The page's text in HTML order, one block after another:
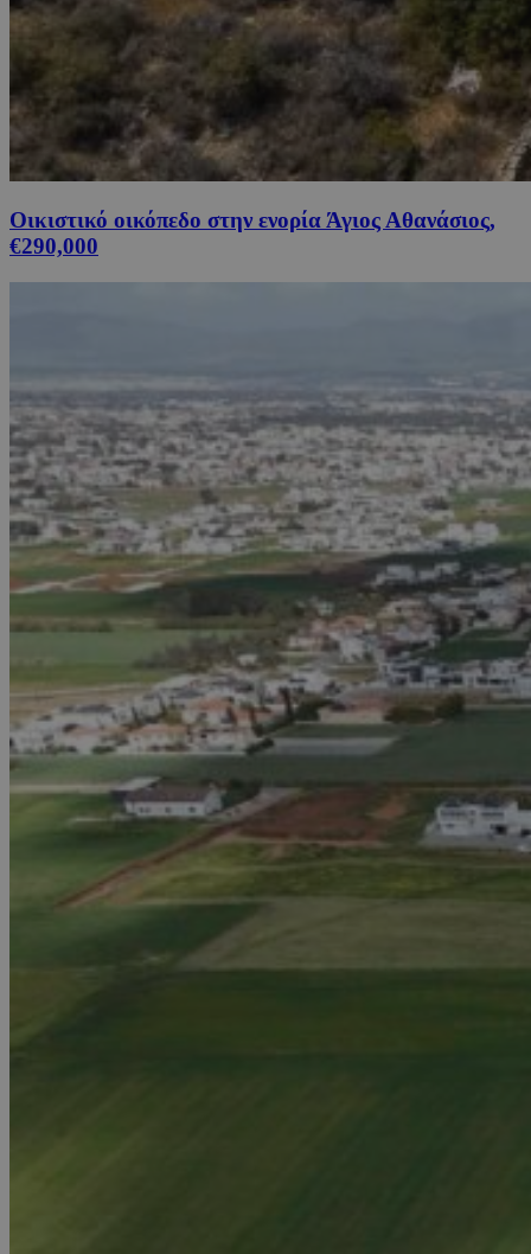
Οικιστικό οικόπεδο στην ενορία Άγιος Αθανάσιος,
€290,000